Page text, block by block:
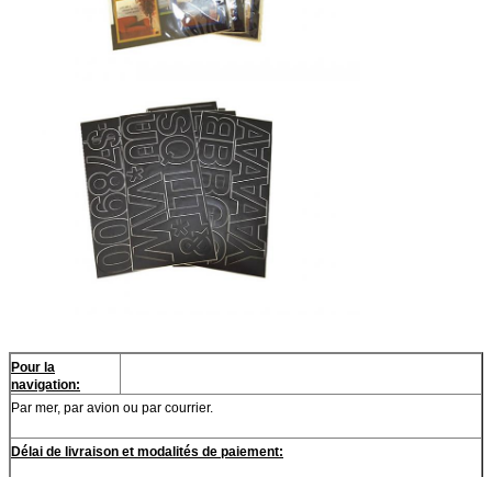
Pour la
navigation:
Par mer, par avion ou par courrier.
Délai de livraison et modalités de paiement: